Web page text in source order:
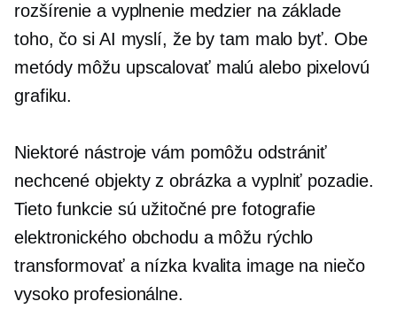
rozšírenie a vyplnenie medzier na základe
toho, čo si AI myslí, že by tam malo byť. Obe
metódy môžu upscalovať malú alebo pixelovú
grafiku.
Niektoré nástroje vám pomôžu odstrániť
nechcené objekty z obrázka a vyplniť pozadie.
Tieto funkcie sú užitočné pre fotografie
elektronického obchodu a môžu rýchlo
transformovať a nízka kvalita image na niečo
vysoko profesionálne.